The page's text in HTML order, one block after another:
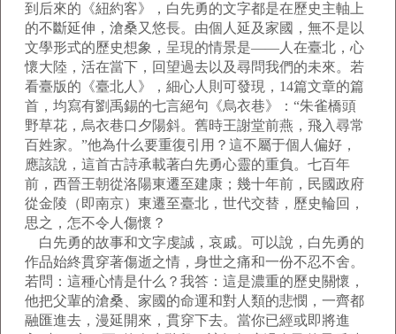
到后來的《紐約客》，白先勇的文字都是在歷史主軸上
的不斷延伸，滄桑又悠長。由個人延及家國，無不是以
文學形式的歷史想象，呈現的情景是——人在臺北，心
懷大陸，活在當下，回望過去以及尋問我們的未來。若
看臺版的《臺北人》，細心人則可發現，14篇文章的篇
首，均寫有劉禹錫的七言絕句《烏衣巷》：“朱雀橋頭
野草花，烏衣巷口夕陽斜。舊時王謝堂前燕，飛入尋常
百姓家。”他為什么要重復引用？這不屬于個人偏好，
應該說，這首古詩承載著白先勇心靈的重負。七百年
前，西晉王朝從洛陽東遷至建康；幾十年前，民國政府
從金陵（即南京）東遷至臺北，世代交替，歷史輪回，
思之，怎不令人傷懷？
白先勇的故事和文字虔誠，哀戚。可以說，白先勇的
作品始終貫穿著傷逝之情，身世之痛和一份不忍不舍。
若問：這種心情是什么？我答：這是濃重的歷史關懷，
他把父輩的滄桑、家國的命運和對人類的悲憫，一齊都
融匯進去，漫延開來，貫穿下去。當你已經或即將進